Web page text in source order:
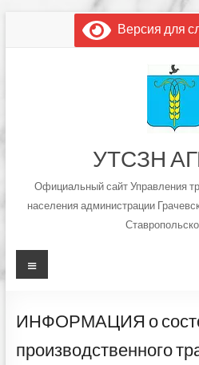
содержимому
Версия для
УТСЗН
Официальный сайт Управления
населения администрации
Меню
ИНФОРМАЦИЯ о
производственного